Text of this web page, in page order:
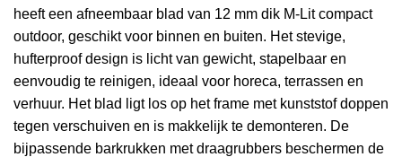
heeft een afneembaar blad van 12 mm dik M-Lit compact
outdoor, geschikt voor binnen en buiten. Het stevige,
hufterproof design is licht van gewicht, stapelbaar en
eenvoudig te reinigen, ideaal voor horeca, terrassen en
verhuur. Het blad ligt los op het frame met kunststof doppen
tegen verschuiven en is makkelijk te demonteren. De
bijpassende barkrukken met draagrubbers beschermen de